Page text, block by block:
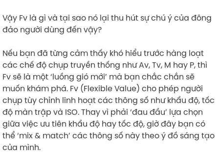
Vậy Fv là gì và tại sao nó lại thu hút sự chú ý của đông
đảo người dùng đến vậy?
Nếu bạn đã từng cảm thấy khó hiểu trước hàng loạt
các chế độ chụp truyền thống như Av, Tv, M hay P, thì
Fv sẽ là một ‘luồng gió mới’ mà bạn chắc chắn sẽ
muốn khám phá. Fv (Flexible Value) cho phép người
chụp tùy chỉnh linh hoạt các thông số như khẩu độ, tốc
độ màn trập và ISO. Thay vì phải ‘đau đầu’ lựa chọn
giữa việc ưu tiên khẩu độ hay tốc độ, giờ đây bạn có
thể ‘mix & match’ các thông số này theo ý đồ sáng tạo
của mình.